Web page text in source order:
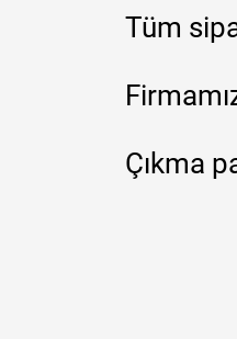
Tüm
Çıkma